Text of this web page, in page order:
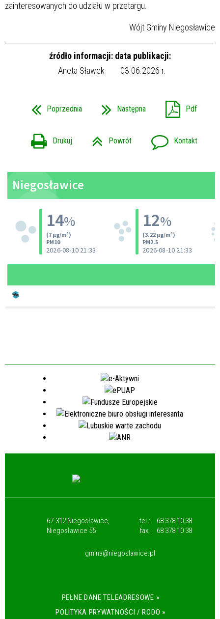
zainteresowanych do udziału w przetargu.
Wójt Gminy Niegosławice
źródło informacji: data publikacji:
Aneta Sławek
03.06.2026 r.
Poprzednia Następna Pdf
Drukuj Powrót Kontakt
67-312 Niegosławice,
Niegosławice 55
tel.:
68 378 10 38
fax.:
68 378 10 38
gmina@niegoslawice.pl
PEŁNE DANE TELEADRESOWE »
POLITYKA PRYWATNOŚCI / RODO »